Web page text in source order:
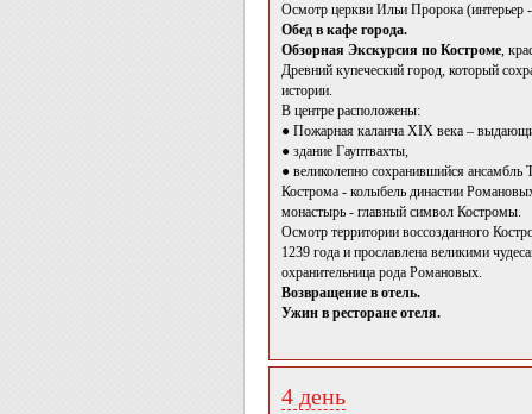
Осмотр церкви Ильи Пророка (интерьер
Обед в кафе города.
Обзорная Экскурсия по Костроме,
Древний купеческий город, который
истории.
В центре расположены:
● Пожарная каланча XIX века –
● здание Гауптвахты,
● великолепно сохранившийся
Кострома - колыбель династии
монастырь - главный символ Костромы.
Осмотр территории воссозданного
1239 года и прославлена великими
охранительница рода Романовых.
Возвращение в отель.
Ужин в ресторане отеля.
4 день